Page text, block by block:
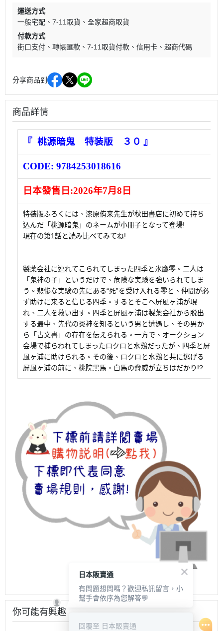
運送方式
一般宅配
7-11取貨
全家超商取貨
付款方式
街口支付
轉帳匯款 7-11取貨付款 信用卡 超商代碼
分享商品到
商品詳情
『 桃源暗鬼 特装版 ３０ 』
CODE: 9784253018616
日本發售日:2026年7月8日
特装版ふろくには、漆原侑来先生が秋田書店に初めて持ち
込んだ「桃源暗鬼」のネームが小冊子となって登場!
現在の第1話と読み比べてみてね!
製薬会社に連れてこられてしまった四季と氷鷹零。二人は
「鬼神の子」というだけで、危険な実験を強いられてしま
う。悲惨な実験の先にある“死”を受け入れる零と、仲間が必
ず助けに来ると信じる四季。するとそこへ屏風ヶ浦が現
れ、二人を救い出す。四季と屏風ヶ浦は製薬会社から脱出
する最中、先代の炎神を知るという男と遭遇し、その男か
ら「古文書」の存在を伝えられる。一方で、オークション
会場で捕らわれてしまったロクロと水鶏だったが、四季と屏
風ヶ浦に助けられる。その後、ロクロと水鶏と共に逃げる
屏風ヶ浦の前に、桃院黒馬・白馬の脅威が立ちはだかり!?
你可能有興趣
日本販賣通
有問題想問嗎？歡迎私訊留言，小
幫手會依序為您解答💬
回覆至 日本販賣通